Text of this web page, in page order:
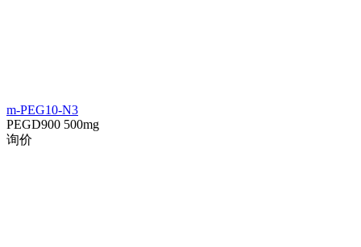
m-PEG10-N3
PEGD900 500mg
询价